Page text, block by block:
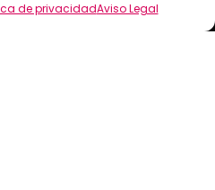
de privacidadAviso Legal